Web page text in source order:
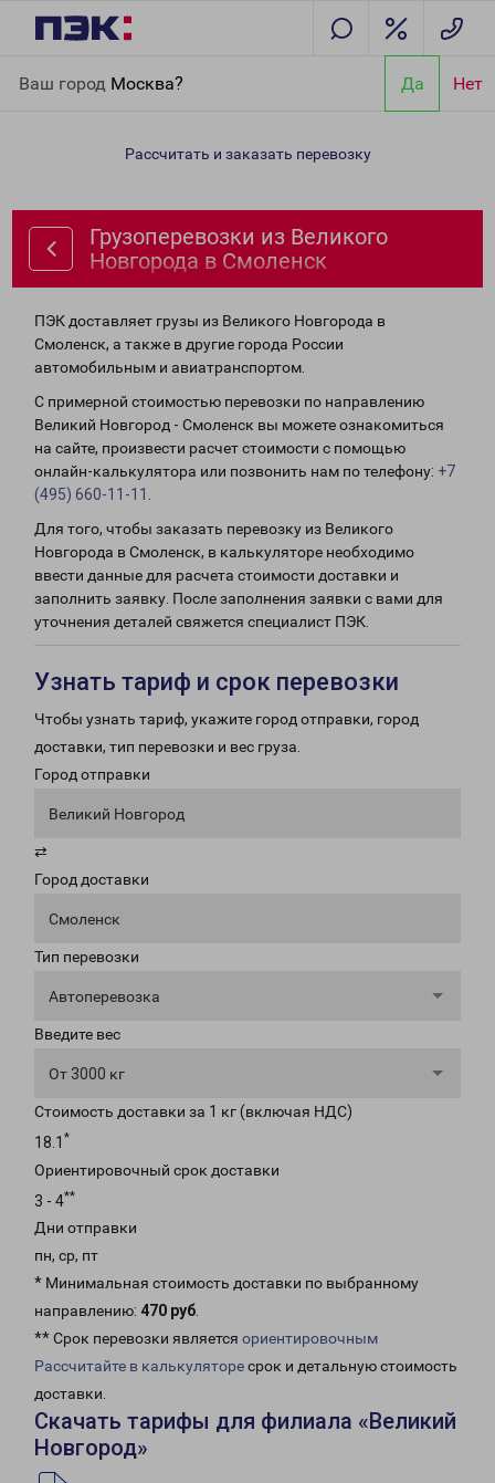
Ваш город Москва? Да Нет
Новгорода в Смоленск
Рассчитать и заказать перевозку
Грузоперевозки из Великого
Новгорода в Смоленск
ПЭК доставляет грузы из Великого Новгорода в
Смоленск, а также в другие города России
автомобильным и авиатранспортом.
С примерной стоимостью перевозки по направлению
Великий Новгород - Смоленск вы можете ознакомиться
на сайте, произвести расчет стоимости с помощью
онлайн-калькулятора или позвонить нам по телефону: +7
(495) 660-11-11
Для того, чтобы заказать перевозку из Великого
Новгорода в Смоленск, в калькуляторе необходимо
ввести данные для расчета стоимости доставки и
заполнить заявку. После заполнения заявки с вами для
уточнения деталей свяжется специалист ПЭК.
Узнать тариф и срок перевозки
Чтобы узнать тариф, укажите город отправки, город
доставки, тип перевозки и вес груза.
Город отправки
Великий Новгород
⇄
Город доставки
Смоленск
Тип перевозки
Автоперевозка
Введите вес
От 3000 кг
Стоимость доставки за 1 кг (включая НДС)
18.1 *
Ориентировочный срок доставки
3 - 4**
Дни отправки
пн, ср, пт
* Минимальная стоимость доставки по выбранному
направлению: 470 руб.
** Срок перевозки является ориентировочным
Рассчитайте в калькуляторесрок и детальную стоимость
доставки.
Скачать тарифы для филиала «Великий
Новгород»